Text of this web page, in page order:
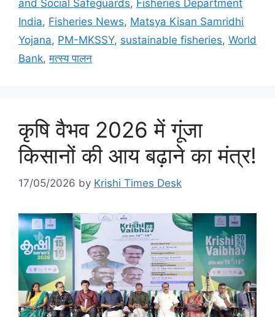
and Social Safeguards, Fisheries Department
India, Fisheries News, Matsya Kisan Samridhi
Yojana, PM-MKSSY, sustainable fisheries, World
Bank,मत्स्य पालन
कृषि वैभव 2026 में गूंजा
किसानों की आय बढ़ाने का मंत्र!
17/05/2026 by Krishi Times Desk